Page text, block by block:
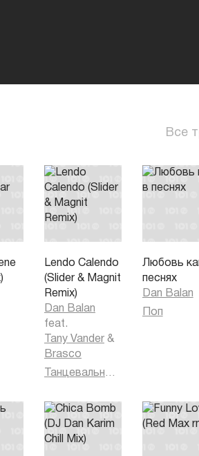
Мы продолжаем падать…
Я снимаю леггинсы
Все
Lendo Calendo
(Slider & Magnit
Remix)
Dan Balan
feat.
Tany Vander &
Brasco
Любовь
песнях
Dan Balan
Поп